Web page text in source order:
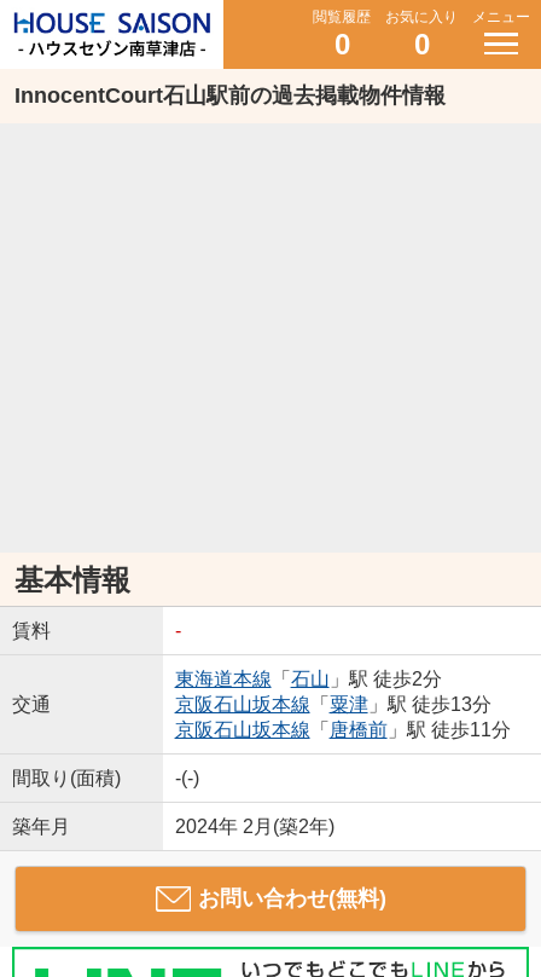
閲覧履歴
0
お気に入り
0
メニュー
InnocentCourt石山駅前の過去掲載物件情報
基本情報
賃料 -
交通
東海道本線 「 石山 」駅 徒歩2分
京阪石山坂本線 「 粟津」駅 徒歩13分
京阪石山坂本線 「 唐橋前」駅 徒歩11分
間取り(面積) -(-)
築年月 2024年 2月(築2年)
お問い合わせ(無料)